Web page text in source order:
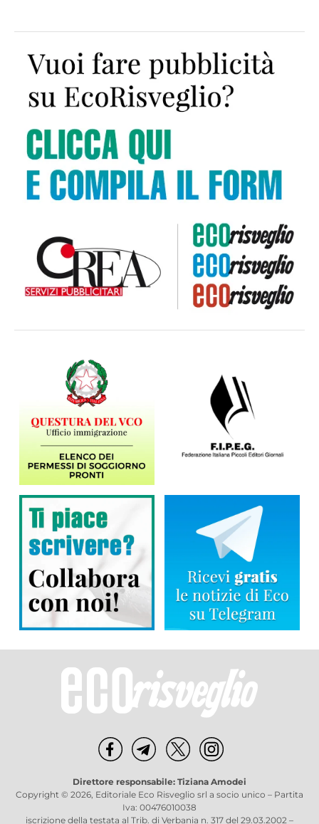
Direttore responsabile: Tiziana Amodei
Copyright © 2026, Editoriale Eco Risveglio srl a socio unico – Partita
Iva: 00476010038
iscrizione della testata al Trib. di Verbania n. 317 del 29.03.2002 –